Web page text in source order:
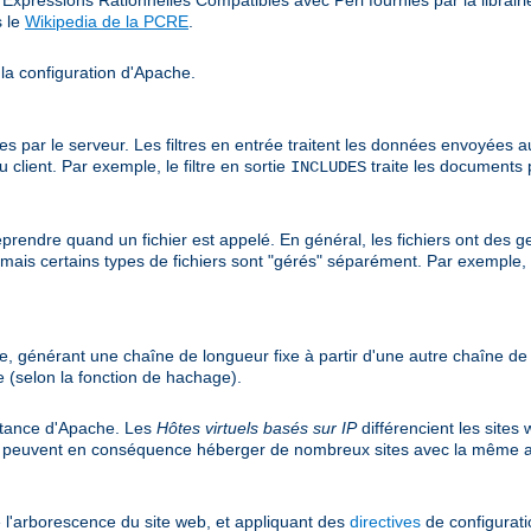
le Wikipedia de la PCRE
configuration d'Apache.
par le serveur. Les filtres en entrée traitent les données envoyées
client. Par exemple, le filtre en sortie INCLUDES traite les documents
quand un fichier est appelé. En général, les fichiers ont des
certains types de fichiers sont "gérés" séparément. Par
générant une chaîne de longueur fixe à partir d'une autre chaîne
la fonction de hachage).
d'Apache. Les Hôtes virtuels basés sur IPdifférencient les sites
en conséquence héberger de nombreux sites avec la même
du site web, et appliquant des directives de